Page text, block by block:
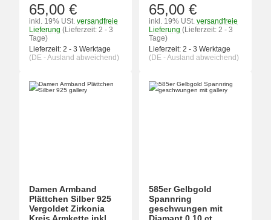
65,00 €
inkl. 19% USt. versandfreie
Lieferung (Lieferzeit: 2 - 3
Tage)
Lieferzeit: 2 - 3 Werktage
(DE - Ausland abweichend)
65,00 €
inkl. 19% USt. versandfreie
Lieferung (Lieferzeit: 2 - 3
Tage)
Lieferzeit: 2 - 3 Werktage
(DE - Ausland abweichend)
Damen Armband
Plättchen Silber 925
Vergoldet Zirkonia
585er Gelbgold
Spannring
geschwungen mit